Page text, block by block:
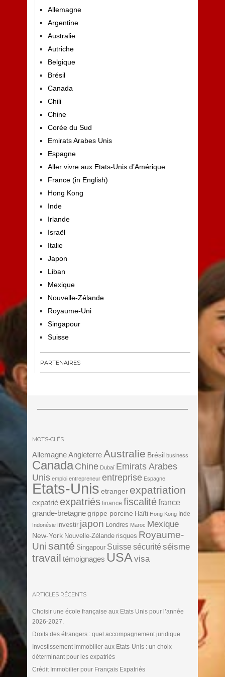
Allemagne
Argentine
Australie
Autriche
Belgique
Brésil
Canada
Chili
Chine
Corée du Sud
Emirats Arabes Unis
Espagne
Aller vivre aux Etats-Unis d’Amérique
France (in English)
Hong Kong
Inde
Irlande
Israël
Italie
Japon
Liban
Mexique
Nouvelle-Zélande
Royaume-Uni
Singapour
Suisse
PARTENAIRES
MOTS-CLÉS
Allemagne Angleterre Australie Brésil business
Canada Chine Dubaï Emirats Arabes
Unis emploi entrepreneur entreprise Espagne
Etats-Unis etranger expatriation
expatrié expatriés finance fiscalitéfrance
grande-bretagne grippe porcine Haïti Hong Kong Inde
Indonésie investir japon Londres Maroc Mexique
New-York Nouvelle-Zélande risques Royaume-
Unisanté Singapour Suisse sécurité séisme
travail témoignages USA visa
ARTICLES RÉCENTS
Choisir une école française aux Etats Unis pour l’année
2026-2027.
Droits des étrangers : quel accompagnement juridique
Investissement immobilier aux Etats-Unis : un choix
déterminant pour les expatriés
Crédit Immobilier pour Français Expatriés